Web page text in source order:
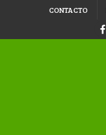
CONTACTO